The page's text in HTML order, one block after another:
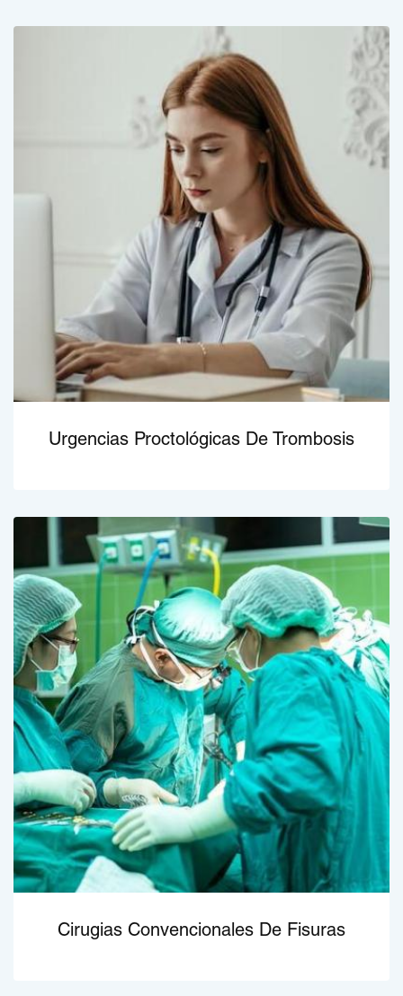
Urgencias Proctológicas De Trombosis
Cirugias Convencionales De Fisuras